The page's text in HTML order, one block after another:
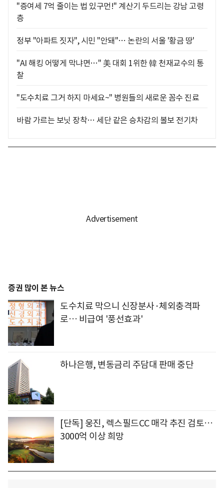
"증여세 7억 줄이는 법 있구먼!" 계산기 두드리는 강남 고령
층
정부 "아파트 짓자", 시민 "안돼"… 논란의 서울 '황금 땅'
"AI 해킹 어떻게 막냐면…" 美 대회 1위한 韓 천재교수의 통
찰
"도수치료 그거 하지 마세요~" 병원들의 새로운 꼼수 진료
바람 가르는 보닛 장착… 세단 같은 승차감의 볼보 전기차
증권 많이 본 뉴스
도수치료 막으니 신장분사·체외충격파
로… 비급여 '풍선효과'
하나은행, 변동금리 주담대 판매 중단
[단독] 웅진, 렉스필드CC 매각 추진 검토…
3000억 이상 희망